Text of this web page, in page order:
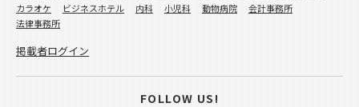
カラオケ
ビジネスホテル 内科 小児科 動物病院
会計事務所
法律事務所
掲載者ログイン
FOLLOW US!